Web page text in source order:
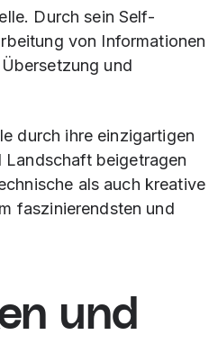
Durch sein Self-
von Informationen
und
durch ihre einzigartigen
Landschaft beigetragen
als auch kreative
faszinierendsten und
und